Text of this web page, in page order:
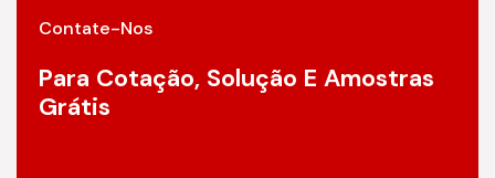
Contate-Nos
Para Cotação, Solução E Amostras
Grátis